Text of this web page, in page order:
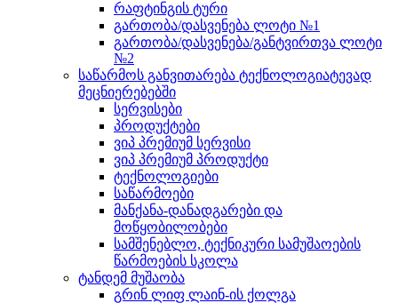
რაფტინგის ტური
გართობა/დასვენება ლოტი №1
გართობა/დასვენება/განტვირთვა ლოტი
№2
საწარმოს განვითარება ტექნოლოგიატევად
მეცნიერებებში
სერვისები
პროდუქტები
ვიპ პრემიუმ სერვისი
ვიპ პრემიუმ პროდუქტი
ტექნოლოგიები
საწარმოები
მანქანა-დანადგარები და
მოწყობილობები
სამშენებლო, ტექნიკური სამუშაოების
წარმოების სკოლა
ტანდემ მუშაობა
გრინ ლიფ ლაინ-ის ქოლგა